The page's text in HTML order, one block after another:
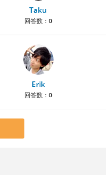
Taku
回答数： 0
Erik
回答数： 0